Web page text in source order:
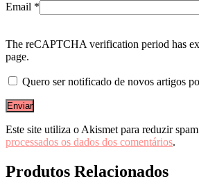
Email *
The reCAPTCHA verification period has
page.
Quero ser notificado de novos artigos
Este site utiliza o Akismet para reduzir
processados os dados dos comentários.
Produtos Relacionados